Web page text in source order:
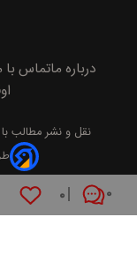
۰ ۰
درباره ماتماس با
نقل و نشر مطالب با